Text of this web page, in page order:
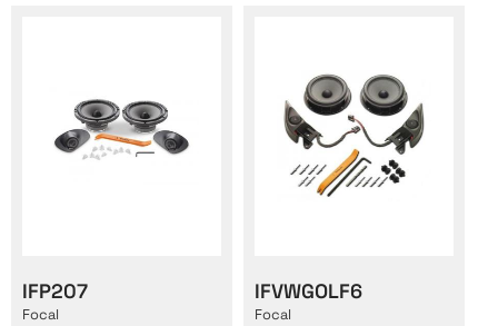
IFP207
Focal
IFVWGOLF6
Focal